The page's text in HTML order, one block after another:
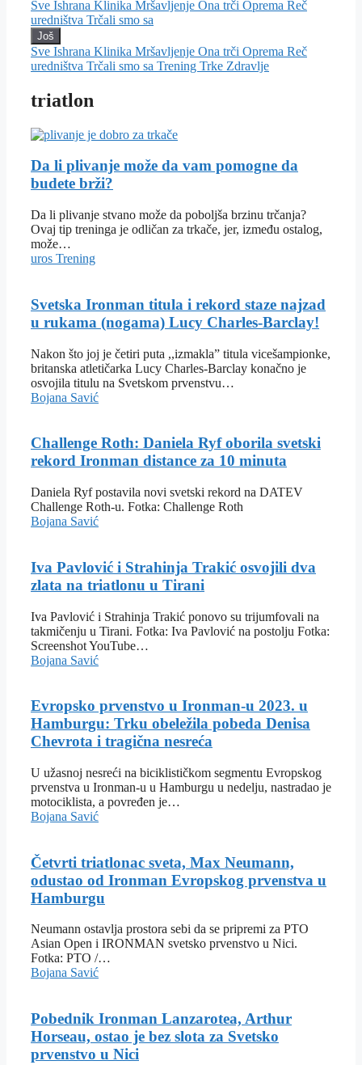
Sve Ishrana Klinika Mršavljenje Ona trči Oprema Reč
uredništva Trčali smo sa
Još
Sve Ishrana Klinika Mršavljenje Ona trči Oprema Reč
uredništva Trčali smo sa Trening Trke Zdravlje
triatlon
Da li plivanje može da vam pomogne da
budete brži?
Da li plivanje stvano može da poboljša brzinu trčanja?
Ovaj tip treninga je odličan za trkače, jer, između ostalog,
može…
uros Trening
Svetska Ironman titula i rekord staze najzad
u rukama (nogama) Lucy Charles-Barclay!
Nakon što joj je četiri puta ,,izmakla” titula vicešampionke,
britanska atletičarka Lucy Charles-Barclay konačno je
osvojila titulu na Svetskom prvenstvu…
Bojana Savić
Challenge Roth: Daniela Ryf oborila svetski
rekord Ironman distance za 10 minuta
Daniela Ryf postavila novi svetski rekord na DATEV
Challenge Roth-u. Fotka: Challenge Roth
Bojana Savić
Iva Pavlović i Strahinja Trakić osvojili dva
zlata na triatlonu u Tirani
Iva Pavlović i Strahinja Trakić ponovo su trijumfovali na
takmičenju u Tirani. Fotka: Iva Pavlović na postolju Fotka:
Screenshot YouTube…
Bojana Savić
Evropsko prvenstvo u Ironman-u 2023. u
Hamburgu: Trku obeležila pobeda Denisa
Chevrota i tragična nesreća
U užasnoj nesreći na biciklističkom segmentu Evropskog
prvenstva u Ironman-u u Hamburgu u nedelju, nastradao je
motociklista, a povređen je…
Bojana Savić
Četvrti triatlonac sveta, Max Neumann,
odustao od Ironman Evropskog prvenstva u
Hamburgu
Neumann ostavlja prostora sebi da se pripremi za PTO
Asian Open i IRONMAN svetsko prvenstvo u Nici.
Fotka: PTO /…
Bojana Savić
Pobednik Ironman Lanzarotea, Arthur
Horseau, ostao je bez slota za Svetsko
prvenstvo u Nici